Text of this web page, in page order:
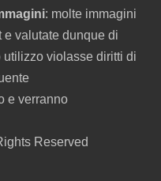
: molte immagini
e valutate dunque di
violasse diritti di
e verranno
Reserved